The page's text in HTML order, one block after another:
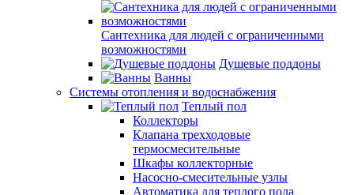
Сантехника для людей с ограниченными
возможностями
Душевые поддоны
Ванны
Системы отопления и водоснабжения
Теплый пол
Коллекторы
Клапана трехходовые
термосмесительные
Шкафы коллекторные
Насосно-смесительные узлы
Автоматика для теплого пола